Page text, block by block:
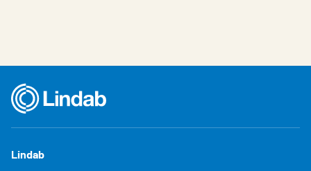
Lindab